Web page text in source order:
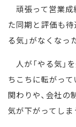
頑張って営業成
た同期と評価も待
る気」がなくなっ
人が「やる気」
ちこちに転がって
関わりや、会社の
気が下がってしま